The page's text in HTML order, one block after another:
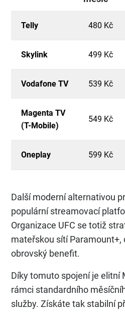
Telly 480 Kč
Skylink 499 Kč
Vodafone TV 539 Kč
Magenta TV
(T-Mobile)
549 Kč
Oneplay 599 Kč
Další moderní alternativou
populární streamovací
Organizace UFC se totiž
mateřskou sítí Paramount+,
obrovský benefit.
Díky tomuto spojení je elitní
rámci standardního
služby. Získáte tak stabilní